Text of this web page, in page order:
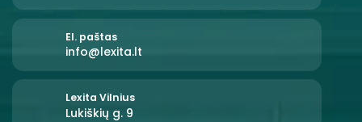
El. paštas
info@lexita.lt
Lexita Vilnius
Lukiškių g. 9